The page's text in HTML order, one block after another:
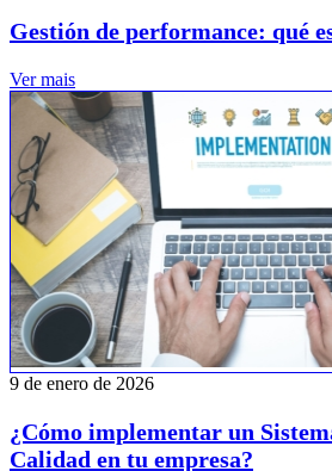
Gestión de performance: qué
Ver mais
9 de enero de 2026
¿Cómo implementar un
Calidad en tu empresa?